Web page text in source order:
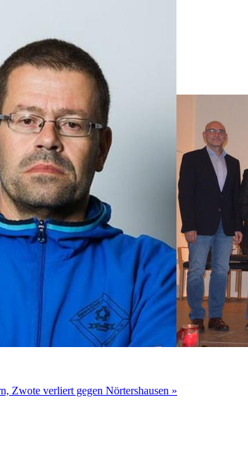
Zwote verliert gegen Nörtershausen »